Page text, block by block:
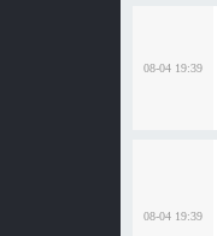
08-04 19:39
08-04 19:39